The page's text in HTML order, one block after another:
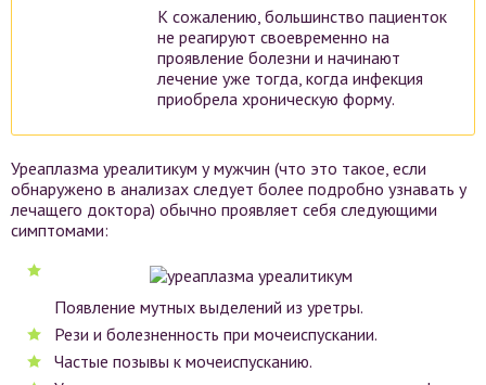
К сожалению, большинство пациенток
не реагируют своевременно на
проявление болезни и начинают
лечение уже тогда, когда инфекция
приобрела хроническую форму.
Уреаплазма уреалитикум у мужчин (что это такое, если
обнаружено в анализах следует более подробно узнавать у
лечащего доктора) обычно проявляет себя следующими
симптомами:
Появление мутных выделений из уретры.
Рези и болезненность при мочеиспускании.
Частые позывы к мочеиспусканию.